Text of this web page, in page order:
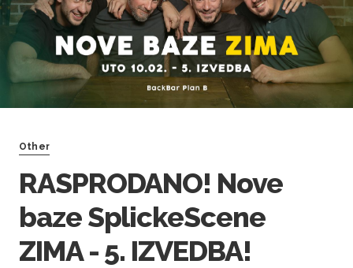
Other
RASPRODANO! Nove
baze SplickeScene
ZIMA - 5. IZVEDBA!